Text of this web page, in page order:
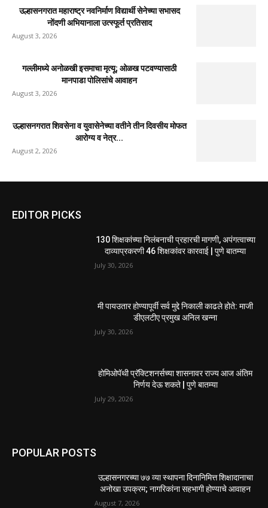
उल्हासनगरात महाराष्ट्र नवनिर्माण विद्यार्थी सेनेच्या सभासद
नोंदणी अभियानाला उत्स्फूर्त प्रतिसाद
August 3, 2026
गल्लीमध्ये अनोळखी इसमाचा मृत्यू; ओळख पटवण्यासाठी
मानपाडा पोलिसांचे आवाहन
August 3, 2026
उल्हासनगरात शिवसेना व युवासेनेच्या वतीने तीन दिवसीय मोफत
आरोग्य व नेत्र...
August 2, 2026
EDITOR PICKS
130 शिक्षकांच्या निलंबनाची प्रहारची मागणी, अपंगत्वाच्या
दाव्याप्रकरणी 46 शिक्षकांवर कारवाई | पुणे बातम्या
July 30, 2026
मी पायउतार होण्यापूर्वी सर्व मुद्दे निकाली काढले होते: माजी
डीएलटीए प्रमुख अनिल खन्ना
July 30, 2026
होमिओपॅथी प्रॅक्टिशनर्सच्या शासनावर राज्य आज अंतिम
निर्णय देऊ शकते | पुणे बातम्या
July 29, 2026
POPULAR POSTS
उल्हासनगरच्या ७७ व्या स्थापना दिनानिमित्त शिक्षादानाचा
अनोखा उपक्रम; नागरिकांना सहभागी होण्याचे आवाहन
August 7, 2026